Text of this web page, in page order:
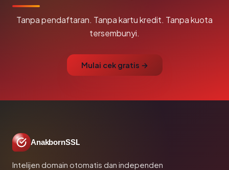
Tanpa pendaftaran. Tanpa kartu kredit. Tanpa kuota
tersembunyi.
Mulai cek gratis →
AnakbornSSL
Intelijen domain otomatis dan independen